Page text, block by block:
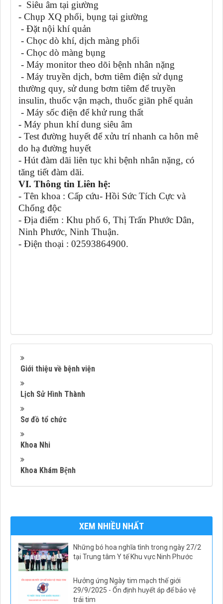
- Siêu âm tại giường
- Chụp XQ phổi, bụng tại giường
- Đặt nội khí quản
- Chọc dò khí, dịch màng phổi
- Chọc dò màng bụng
- Máy monitor theo dõi bệnh nhân nặng
- Máy truyền dịch, bơm tiêm điện sử dụng
thường quy, sử dung bơm tiêm để truyền
insulin, thuốc vận mạch, thuốc giãn phế quản
- Máy sốc điện để khử rung thất
- Máy phun khí dung siêu âm
- Test đường huyết để xửu trí nhanh ca hôn mê
do hạ đường huyết
- Hút đàm dãi liên tục khi bệnh nhân nặng, có
tăng tiết đàm dãi.
VI. Thông tin Liên hệ:
- Tên khoa : Cấp cứu- Hồi Sức Tích Cực và
Chống độc
- Địa điểm : Khu phố 6, Thị Trấn Phước Dân,
Ninh Phước, Ninh Thuận.
- Điện thoại : 02593864900.
Giới thiệu về bệnh viện
Lịch Sử Hình Thành
Sơ đồ tổ chức
Khoa Nhi
Khoa Khám Bệnh
XEM NHIỀU NHẤT
Những bó hoa nghĩa tình trong ngày 27/2
tại Trung tâm Y tế Khu vực Ninh Phước
Hưởng ứng Ngày tim mạch thế giới
29/9/2025 - Ổn định huyết áp để bảo vệ
trái tim